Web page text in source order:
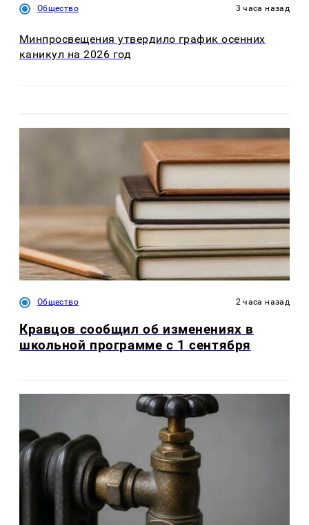
Общество 3 часа назад
Минпросвещения утвердило график осенних
каникул на 2026 год
Общество 2 часа назад
Кравцов сообщил об изменениях в
школьной программе с 1 сентября